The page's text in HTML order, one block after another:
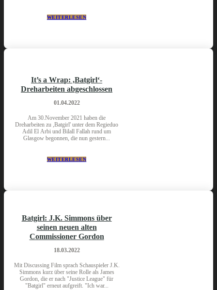
WEITERLESEN
It’s a Wrap: ,Batgirl‘-
Dreharbeiten abgeschlossen
01.04.2022
Am 30.November 2021 haben die
Dreharbeiten zu ,Batgirl' unter dem Regieduo
Adil El Arbi und Bilall Fallah rund um
Glasgow begonnen, die nun gestern...
WEITERLESEN
Batgirl: J.K. Simmons über
seinen neuen alten
Commissioner Gordon
18.03.2022
Mit Discussing Film sprach Schauspieler J.K.
Simmons kurz über seine Rolle als James
Gordon, die er nach "Justice League" für
"Batgirl" erneut aufgreift. "Ich war...